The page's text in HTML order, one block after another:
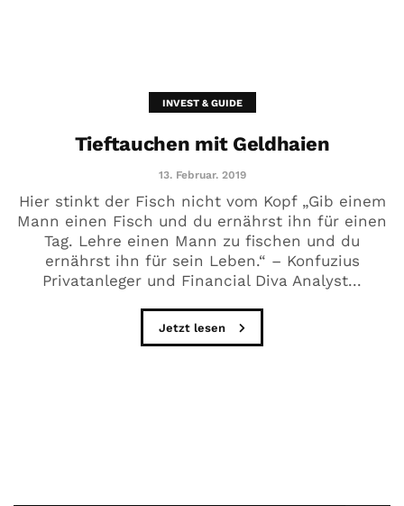
INVEST & GUIDE
Tieftauchen mit Geldhaien
13. Februar. 2019
Hier stinkt der Fisch nicht vom Kopf „Gib einem
Mann einen Fisch und du ernährst ihn für einen
Tag. Lehre einen Mann zu fischen und du
ernährst ihn für sein Leben.“ – Konfuzius
Privatanleger und Financial Diva Analyst...
Jetzt lesen